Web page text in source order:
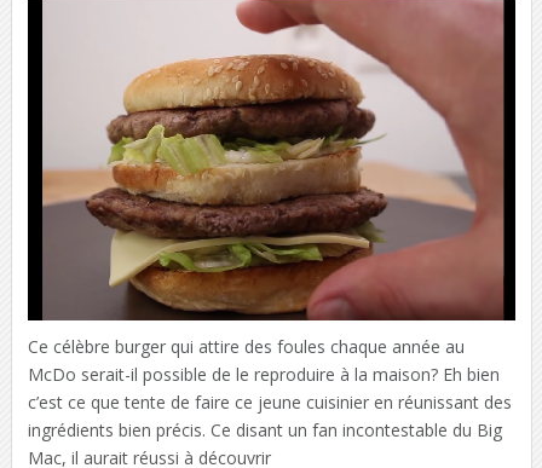
Ce célèbre burger qui attire des foules chaque année au
McDo serait-il possible de le reproduire à la maison? Eh bien
c’est ce que tente de faire ce jeune cuisinier en réunissant des
ingrédients bien précis. Ce disant un fan incontestable du Big
Mac, il aurait réussi à découvrir